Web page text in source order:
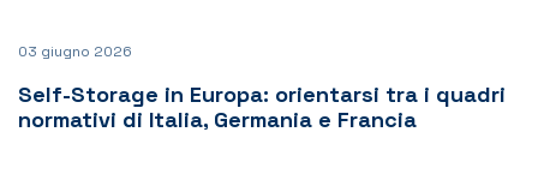
03 giugno 2026
Self-Storage in Europa: orientarsi tra i quadri
normativi di Italia, Germania e Francia